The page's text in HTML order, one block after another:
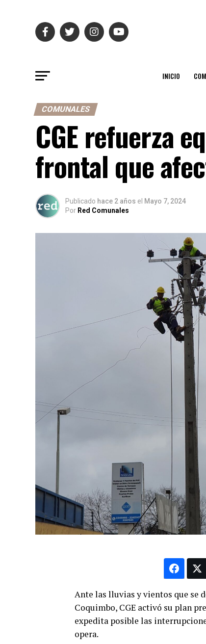
INICIO
COMUNALES
CGE refuerza
frontal que
Publicado hace 2 años el Mayo 7, 2024
Por Red Comunales
Ante las lluvias y vientos que se
Coquimbo, CGE activó su plan
expedita posible las
opera.